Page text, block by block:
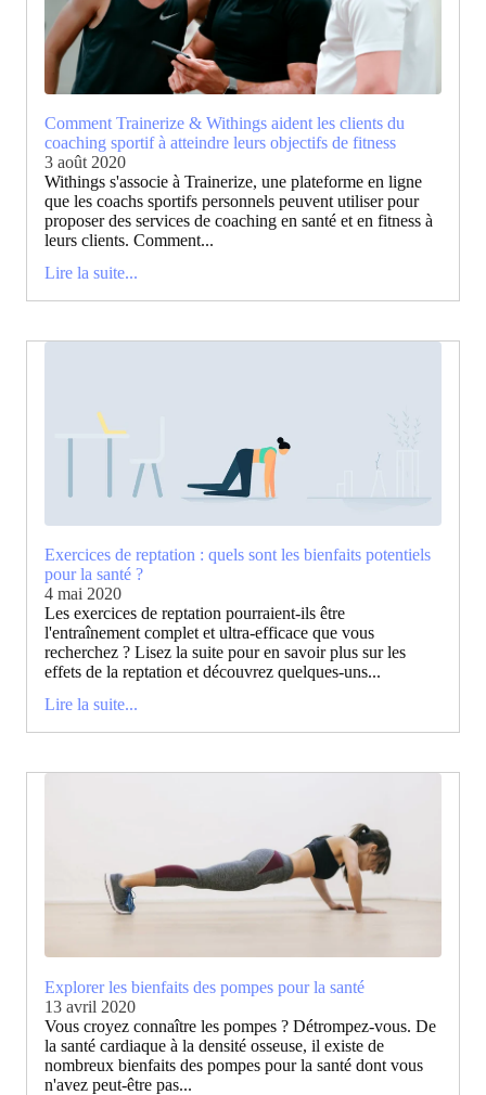
Comment Trainerize & Withings aident les clients du
coaching sportif à atteindre leurs objectifs de fitness
3 août 2020
Withings s'associe à Trainerize, une plateforme en ligne
que les coachs sportifs personnels peuvent utiliser pour
proposer des services de coaching en santé et en fitness à
leurs clients. Comment...
Lire la suite...
Exercices de reptation : quels sont les bienfaits potentiels
pour la santé ?
4 mai 2020
Les exercices de reptation pourraient-ils être
l'entraînement complet et ultra-efficace que vous
recherchez ? Lisez la suite pour en savoir plus sur les
effets de la reptation et découvrez quelques-uns...
Lire la suite...
Explorer les bienfaits des pompes pour la santé
13 avril 2020
Vous croyez connaître les pompes ? Détrompez-vous. De
la santé cardiaque à la densité osseuse, il existe de
nombreux bienfaits des pompes pour la santé dont vous
n'avez peut-être pas...